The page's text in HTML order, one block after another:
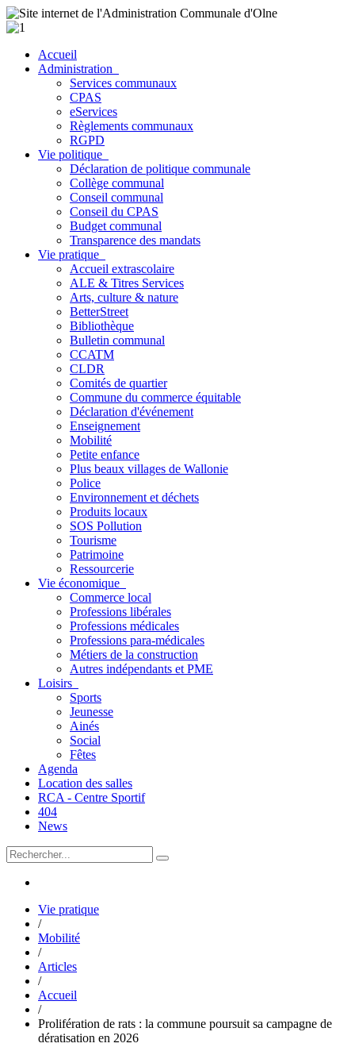
Accueil
Administration
Services communaux
CPAS
eServices
Règlements communaux
RGPD
Vie politique
Déclaration de politique communale
Collège communal
Conseil communal
Conseil du CPAS
Budget communal
Transparence des mandats
Vie pratique
Accueil extrascolaire
ALE & Titres Services
Arts, culture & nature
BetterStreet
Bibliothèque
Bulletin communal
CCATM
CLDR
Comités de quartier
Commune du commerce équitable
Déclaration d'événement
Enseignement
Mobilité
Petite enfance
Plus beaux villages de Wallonie
Police
Environnement et déchets
Produits locaux
SOS Pollution
Tourisme
Patrimoine
Ressourcerie
Vie économique
Commerce local
Professions libérales
Professions médicales
Professions para-médicales
Métiers de la construction
Autres indépendants et PME
Loisirs
Sports
Jeunesse
Ainés
Social
Fêtes
Agenda
Location des salles
RCA - Centre Sportif
404
News
Vie pratique
/
Mobilité
/
Articles
/
Accueil
/
Prolifération de rats : la commune poursuit sa campagne de
dératisation en 2026